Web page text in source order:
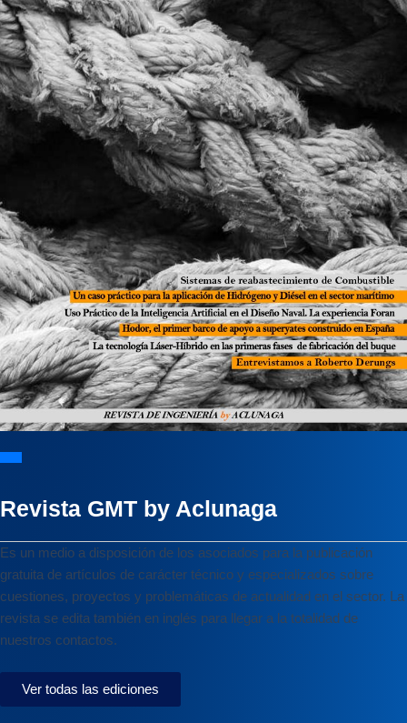
Revista GMT by Aclunaga
Es un medio a disposición de los asociados para la publicación
gratuita de artículos de carácter técnico y especializados sobre
cuestiones, proyectos y problemáticas de actualidad en el sector. La
revista se edita también en inglés para llegar a la totalidad de
nuestros contactos.
Ver todas las ediciones